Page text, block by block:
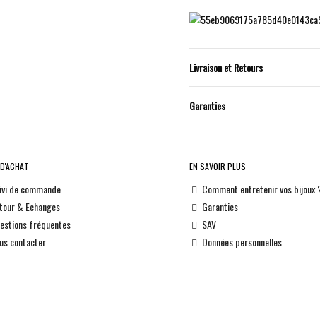
Livraison et Retours
Garanties
de commande
& Echanges
fréquentes
contacter
EN SAVOIR PLUS
Comment entretenir vos bijoux
Garanties
SAV
Données personnelles